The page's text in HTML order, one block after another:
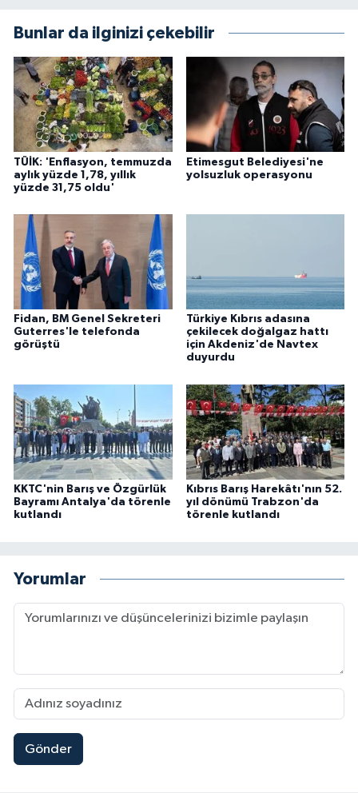
Bunlar da ilginizi çekebilir
TÜİK: 'Enflasyon, temmuzda
aylık yüzde 1,78, yıllık
yüzde 31,75 oldu'
Etimesgut Belediyesi'ne
yolsuzluk operasyonu
Fidan, BM Genel Sekreteri
Guterres'le telefonda
görüştü
Türkiye Kıbrıs adasına
çekilecek doğalgaz hattı
için Akdeniz'de Navtex
duyurdu
KKTC'nin Barış ve Özgürlük
Bayramı Antalya'da törenle
kutlandı
Kıbrıs Barış Harekâtı'nın 52.
yıl dönümü Trabzon'da
törenle kutlandı
Yorumlar
Gönder